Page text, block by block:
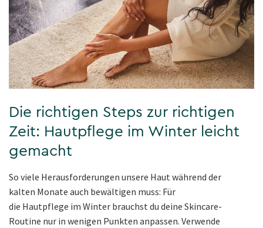
Die richtigen Steps zur richtigen
Zeit: Hautpflege im Winter leicht
gemacht
So viele Herausforderungen unsere Haut während der
kalten Monate auch bewältigen muss: Für
die Hautpflege im Winter brauchst du deine Skincare-
Routine nur in wenigen Punkten anpassen. Verwende